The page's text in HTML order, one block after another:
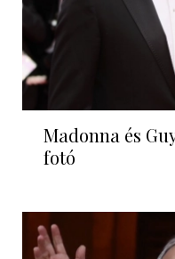
Madonna és
fotó